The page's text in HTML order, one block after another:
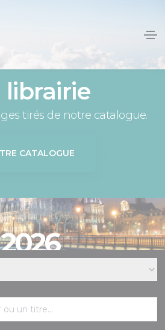
librairie
tirés de notre catalogue.
CATALOGUE
2026